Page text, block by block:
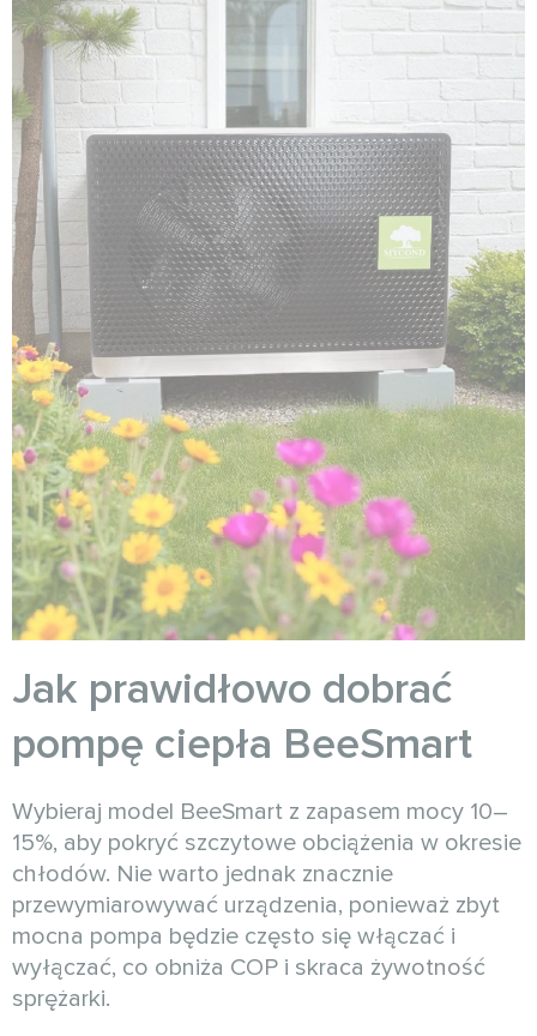
Jak prawidłowo dobrać
pompę ciepła BeeSmart
Wybieraj model BeeSmart z zapasem mocy 10–
15%, aby pokryć szczytowe obciążenia w okresie
chłodów. Nie warto jednak znacznie
przewymiarowywać urządzenia, ponieważ zbyt
mocna pompa będzie często się włączać i
wyłączać, co obniża COP i skraca żywotność
sprężarki.